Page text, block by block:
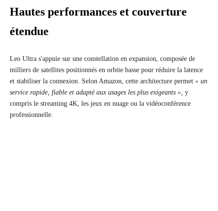
Hautes performances et couverture
étendue
Leo Ultra s'appuie sur une constellation en expansion, composée de
milliers de satellites positionnés en orbite basse pour réduire la latence
et stabiliser la connexion. Selon Amazon, cette architecture permet « un
service rapide, fiable et adapté aux usages les plus exigeants », y
compris le streaming 4K, les jeux en nuage ou la vidéoconférence
professionnelle.